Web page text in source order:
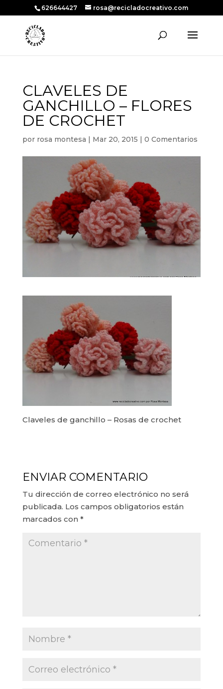
626644427 rosa@recicladocreativo.com
CLAVELES DE
GANCHILLO – FLORES
DE CROCHET
por rosa montesa | Mar 20, 2015 | 0 Comentarios
Claveles de ganchillo – Rosas de crochet
ENVIAR COMENTARIO
Tu dirección de correo electrónico no será
publicada. Los campos obligatorios están
marcados con *